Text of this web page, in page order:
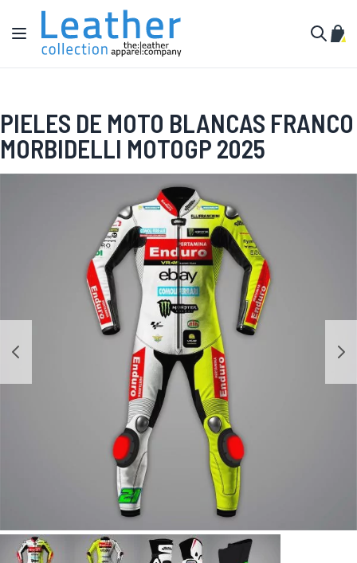
Ir al contenido
Toggle Nav
Mi
PIELES DE MOTO BLANCAS FRANCO
MORBIDELLI MOTOGP 2025